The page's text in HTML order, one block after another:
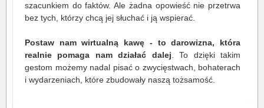
szacunkiem do faktów. Ale żadna opowieść nie przetrwa
bez tych, którzy chcą jej słuchać i ją wspierać.
Postaw nam wirtualną kawę - to darowizna, która
realnie pomaga nam działać dalej . To dzięki takim
gestom możemy nadal pisać o zwycięstwach, bohaterach
i wydarzeniach, które zbudowały naszą tożsamość.